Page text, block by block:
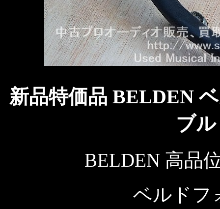
新品特価品 BELDEN
ブ
BELDEN 高品
ベルドフ